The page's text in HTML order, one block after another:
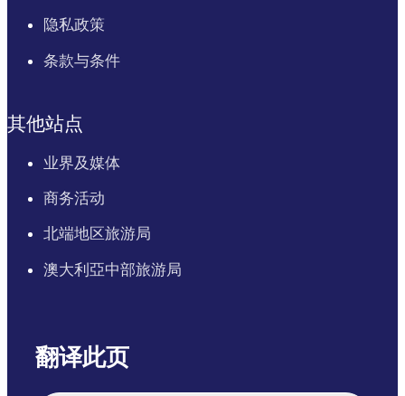
隐私政策
条款与条件
其他站点
业界及媒体
商务活动
北端地区旅游局
澳大利亞中部旅游局
翻译此页